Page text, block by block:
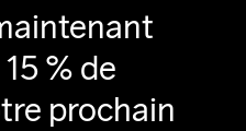
% de
prochain